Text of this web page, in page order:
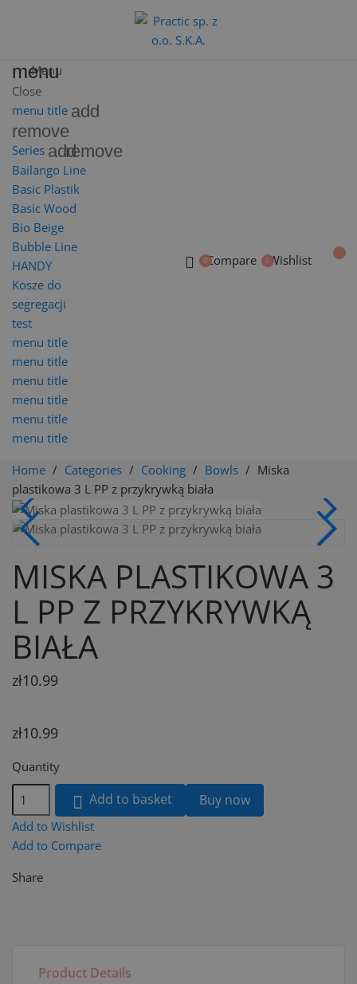
menu
Menu
Close
menu title add
remove
Series addremove
Bailango Line
Basic Plastik
Basic Wood
Bio Beige
Bubble Line
HANDY
Kosze do
segregacji
test
menu title
menu title
menu title
menu title
menu title
menu title
Compare Wishlist
Home Categories Cooking Bowls
Miska
plastikowa 3 L PP z przykrywką biała
MISKA PLASTIKOWA 3
L PP Z PRZYKRYWKĄ
BIAŁA
zł10.99
zł10.99
Quantity
 Add to basket Buy now
Add to Wishlist
Add to Compare
Share
Product Details